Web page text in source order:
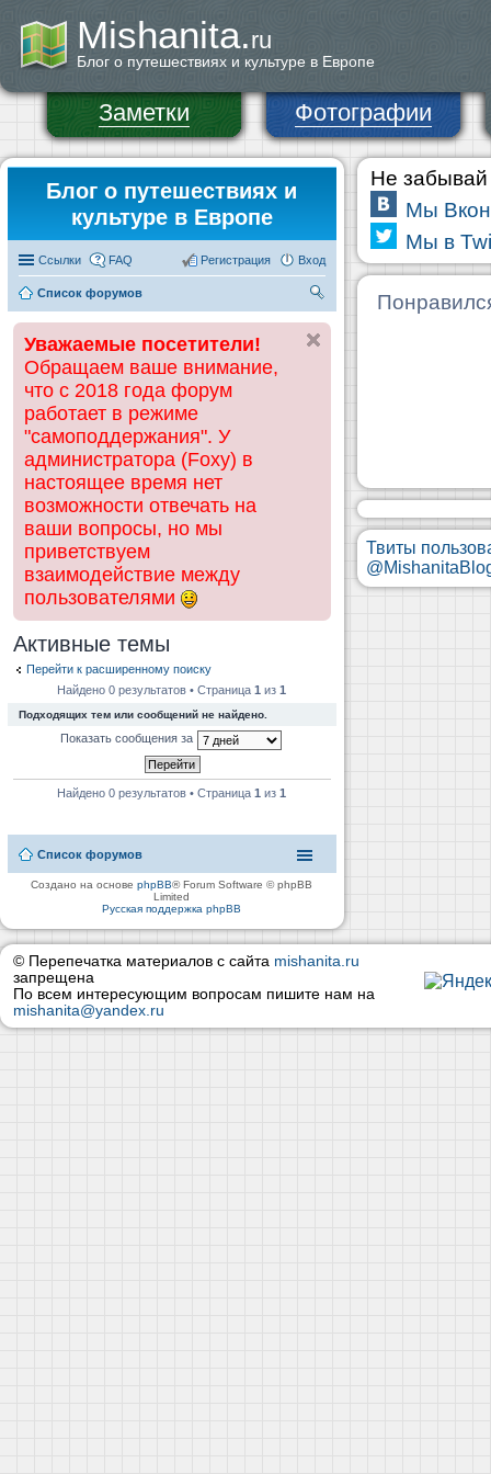
Mishanita.ru
Блог о путешествиях и культуре в Европе
Заметки Фотографии
Блог о путешествиях и
культуре в Европе
Ссылки FAQ Вход
Регистрация
Список форумов
ск
Уважаемые посетители!
Обращаем ваше внимание,
что с 2018 года форум
работает в режиме
"самоподдержания". У
администратора (Foxy) в
настоящее время нет
возможности отвечать на
ваши вопросы, но мы
приветствуем
взаимодействие между
пользователями
Активные темы
Перейти к расширенному поиску
Найдено 0 результатов • Страница1 из1
Подходящих тем или сообщений не найдено.
Показать сообщения за
Найдено 0 результатов • Страница1 из1
Список форумов
Создано на основеphpBB® Forum Software © phpBB
Limited
Русская поддержка phpBB
Не забывай
Мы
Мы в
Твиты
© Перепечатка материалов с сайта mishanita.ru
запрещена
По всем интересующим вопросам пишите нам на
mishanita@yandex.ru